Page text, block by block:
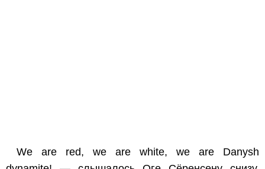
We are red, we are white, we are Danysh